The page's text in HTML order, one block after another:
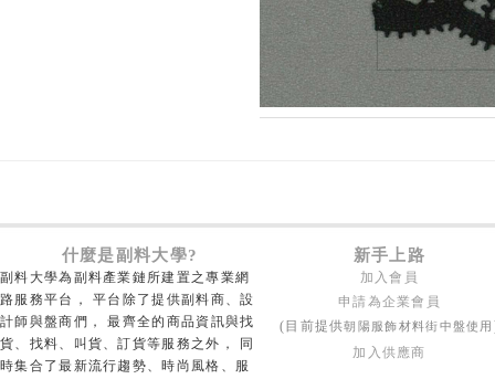
什麼是副料大學? 新手上路
副料大學為副料產業鏈所建置之專業網
路服務平台， 平台除了提供副料商、設
計師與盤商們， 最齊全的商品資訊與找
貨、找料、叫貨、訂貨等服務之外， 同
時集合了最新流行趨勢、時尚風格、服
加入會員
申請為企業會員
(目前提供朝陽服飾材料街中盤使用
加入供應商